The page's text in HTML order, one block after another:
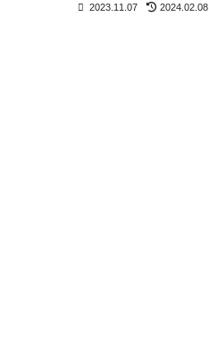
2023.11.07 2024.02.08